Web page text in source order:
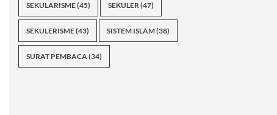
SEKULARISME(45) SEKULER(47)
SEKULERISME(43) SISTEM ISLAM(38)
SURAT PEMBACA(34)